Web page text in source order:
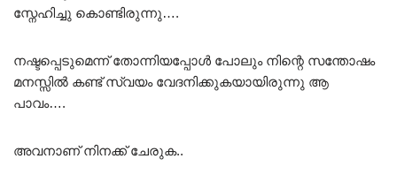
സ്നേഹിച്ചു കൊണ്ടിരുന്നു….
നഷ്ടപ്പെടുമെന്ന് തോന്നിയപ്പോൾ പോലും നിന്റെ സന്തോഷം
മനസ്സിൽ കണ്ട് സ്വയം വേദനിക്കുകയായിരുന്നു ആ
പാവം….
അവനാണ് നിനക്ക് ചേരുക..